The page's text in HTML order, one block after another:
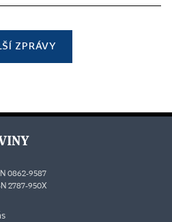
ZPRÁVY
0862-9587
2787-950X